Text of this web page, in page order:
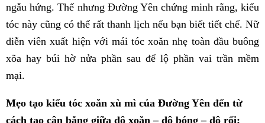
ngẫu hứng. Thế nhưng Đường Yên chứng minh rằng, kiểu
tóc này cũng có thể rất thanh lịch nếu bạn biết tiết chế. Nữ
diễn viên xuất hiện với mái tóc xoăn nhẹ toàn đầu buông
xõa hay búi hờ nửa phần sau để lộ phần vai trần mềm
mại.
Mẹo tạo kiểu tóc xoăn xù mì của Đường Yên đến từ
cách tạo cân bằng giữa độ xoăn – độ bóng – độ rối: